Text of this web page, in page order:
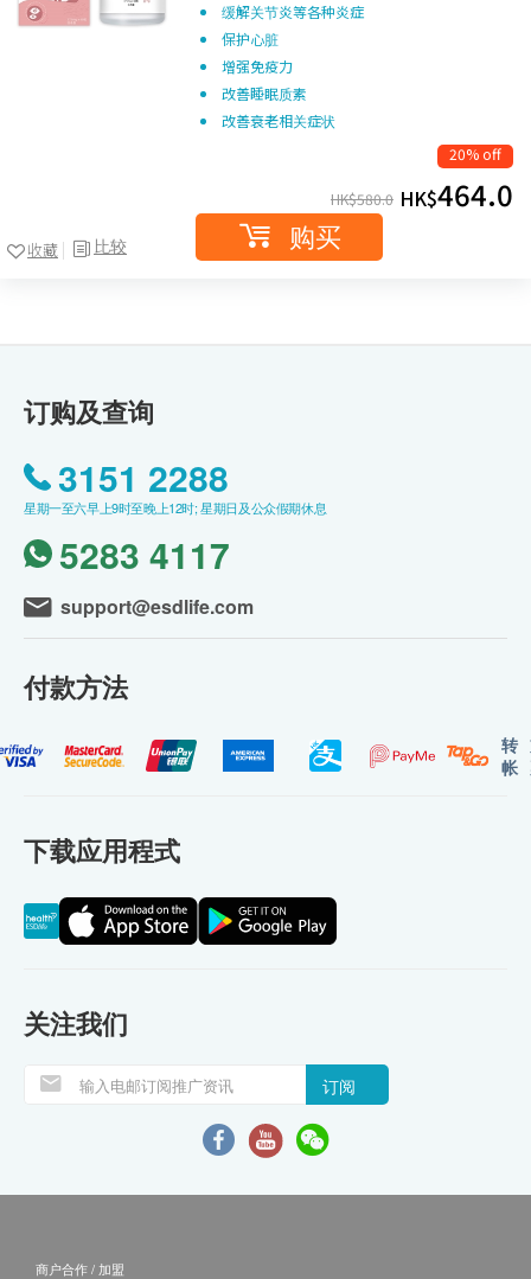
比较
收藏
缓解关节炎等各种炎症
保护心脏
增强免疫力
改善睡眠质素
改善衰老相关症状
20% off
HK$580.0 HK$464.0
购买
订购及查询
3151 2288
星期一至六早上9时至晚上12时; 星期日及公众假期休息
5283 4117
support@esdlife.com
付款方法
转
帐
下载应用程式
关注我们
订阅
商户合作 / 加盟